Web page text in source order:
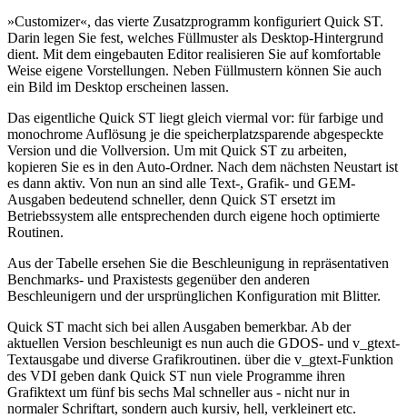
»Customizer«, das vierte Zusatzprogramm konfiguriert Quick ST.
Darin legen Sie fest, welches Füllmuster als Desktop-Hintergrund
dient. Mit dem eingebauten Editor realisieren Sie auf komfortable
Weise eigene Vorstellungen. Neben Füllmustern können Sie auch
ein Bild im Desktop erscheinen lassen.
Das eigentliche Quick ST liegt gleich viermal vor: für farbige und
monochrome Auflösung je die speicherplatzsparende abgespeckte
Version und die Vollversion. Um mit Quick ST zu arbeiten,
kopieren Sie es in den Auto-Ordner. Nach dem nächsten Neustart ist
es dann aktiv. Von nun an sind alle Text-, Grafik- und GEM-
Ausgaben bedeutend schneller, denn Quick ST ersetzt im
Betriebssystem alle entsprechenden durch eigene hoch optimierte
Routinen.
Aus der Tabelle ersehen Sie die Beschleunigung in repräsentativen
Benchmarks- und Praxistests gegenüber den anderen
Beschleunigern und der ursprünglichen Konfiguration mit Blitter.
Quick ST macht sich bei allen Ausgaben bemerkbar. Ab der
aktuellen Version beschleunigt es nun auch die GDOS- und v_gtext-
Textausgabe und diverse Grafikroutinen. über die v_gtext-Funktion
des VDI geben dank Quick ST nun viele Programme ihren
Grafiktext um fünf bis sechs Mal schneller aus - nicht nur in
normaler Schriftart, sondern auch kursiv, hell, verkleinert etc.